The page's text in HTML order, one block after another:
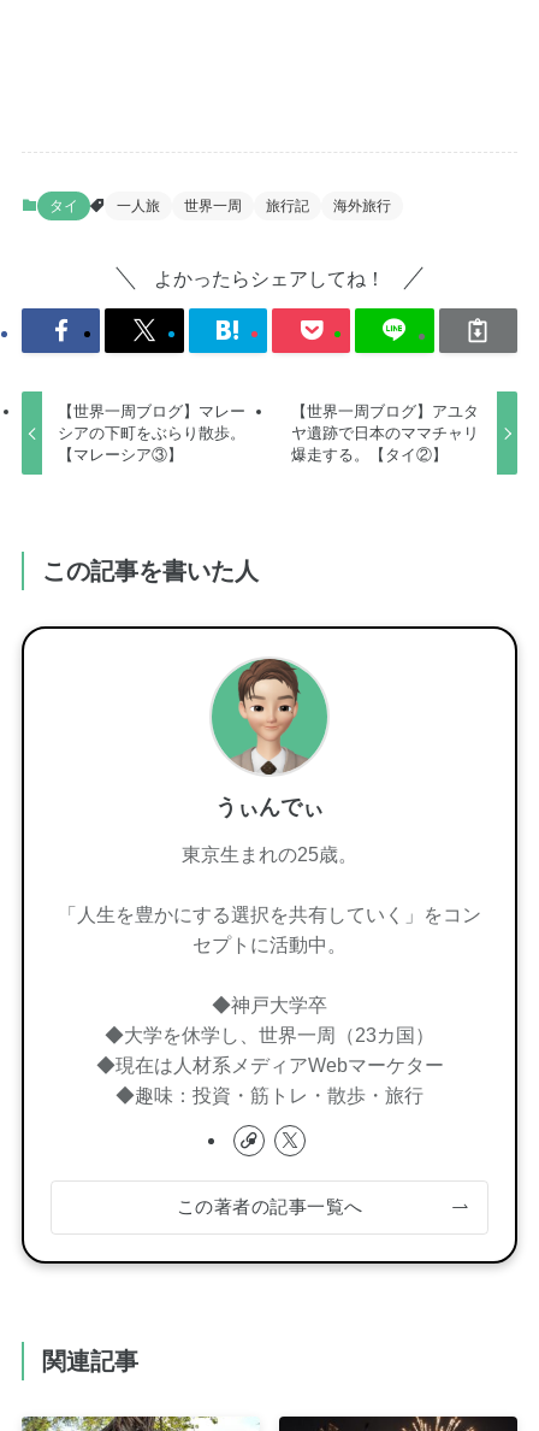
タイ 一人旅 世界一周 旅行記 海外旅行
よかったらシェアしてね！
【世界一周ブログ】マレー
シアの下町をぶらり散歩。
【マレーシア③】
【世界一周ブログ】アユタ
ヤ遺跡で日本のママチャリ
爆走する。【タイ②】
この記事を書いた人
うぃんでぃ
東京生まれの25歳。
「人生を豊かにする選択を共有していく」をコン
セプトに活動中。
◆神戸大学卒
◆大学を休学し、世界一周（23カ国）
◆現在は人材系メディアWebマーケター
◆趣味：投資・筋トレ・散歩・旅行
この著者の記事一覧へ
関連記事